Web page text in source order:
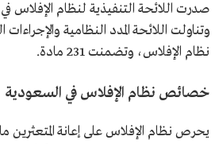
وتناولت اللائحة المدد النظامية
نظام الإفلاس، وتضمنت 231 مادة.
خصائص نظام الإفلاس في السعودية
يحرص نظام الإفلاس على إعانة المتعثرين